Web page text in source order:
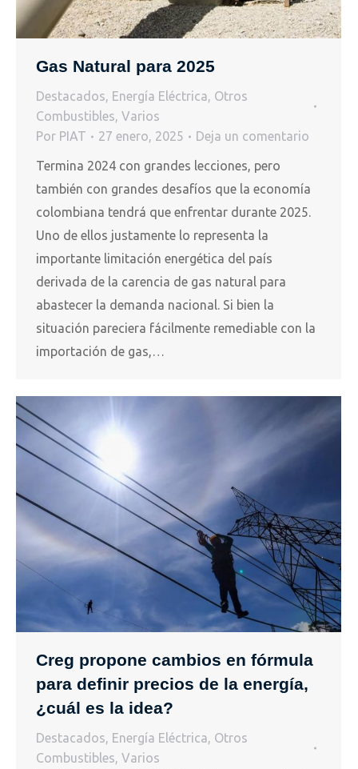
Gas Natural para 2025
Destacados, Energía Eléctrica, Otros
Combustibles, Varios
Por PIAT 27 enero, 2025 Deja un comentario
Termina 2024 con grandes lecciones, pero
también con grandes desafíos que la economía
colombiana tendrá que enfrentar durante 2025.
Uno de ellos justamente lo representa la
importante limitación energética del país
derivada de la carencia de gas natural para
abastecer la demanda nacional. Si bien la
situación pareciera fácilmente remediable con la
importación de gas,…
Creg propone cambios en fórmula
para definir precios de la energía,
¿cuál es la idea?
Destacados, Energía Eléctrica, Otros
Combustibles, Varios